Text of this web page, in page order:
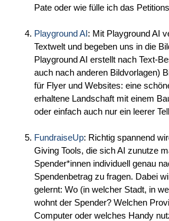
Pate oder wie fülle ich das
Playground AI: Mit Playground AI
Textwelt und begeben uns in die
Playground AI erstellt nach Text-
auch nach anderen Bildvorlagen)
für Flyer und Websites: eine
erhaltene Landschaft mit einem
oder einfach auch nur ein leerer
FundraiseUp: Richtig spannend
Giving Tools, die sich AI zunutze
Spender*innen individuell genau
Spendenbetrag zu fragen. Dabei
gelernt: Wo (in welcher Stadt, in
wohnt der Spender? Welchen
Computer oder welches Handy